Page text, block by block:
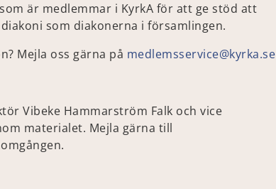
är medlemmar i KyrkA för att ge stöd att
som diakonerna i församlingen.
Mejla oss gärna på medlemsservice@kyrka.se
Vibeke Hammarström Falk och vice
materialet. Mejla gärna till